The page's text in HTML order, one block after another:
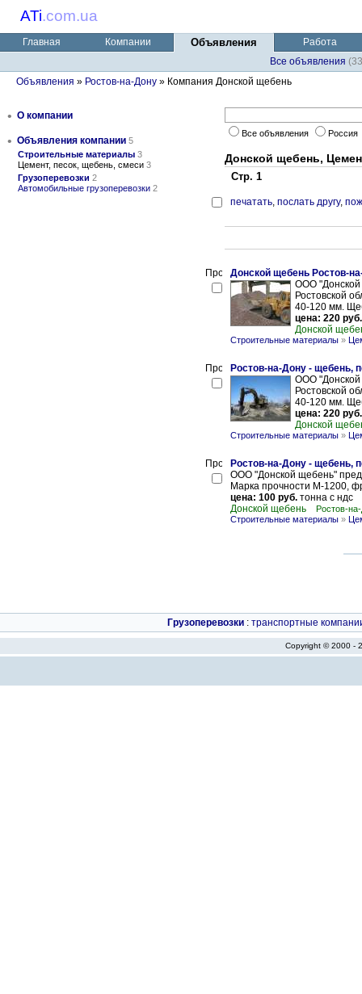
ATi.com.ua
Главная Компании Объявления
Работа
Все объявления
Объявления » Ростов-на-Дону » Компания Донской щебень
• О компании
• Объявления компании 5
Строительные материалы 3
Цемент, песок, щебень, смеси 3
Грузоперевозки 2
Автомобильные грузоперевозки 2
Все объявления Россия
Донской щебень,
Стр. 1
печатать, послать другу,
Донской щебень Ростов-
ООО "Донской
Ростовской
40-120 мм.
цена: 220 руб.
Донской
Строительные материалы »
Ростов-на-Дону - щебень,
ООО "Донской
Ростовской
40-120 мм.
цена: 220 руб.
Донской
Строительные материалы »
Ростов-на-Дону - щебень,
ООО "Донской щебень"
Марка прочности М-1200,
цена: 100 руб. тонна с ндс
Донской щебень
Ростов-
Строительные материалы »
Грузоперевозки : транспортные
Copyright © 2000 -